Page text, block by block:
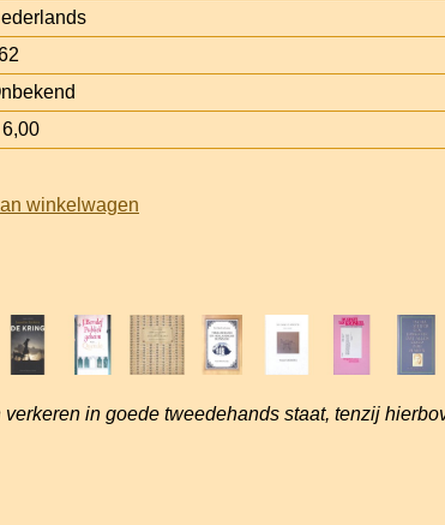
winkelwagen
in goede tweedehands staat, tenzij